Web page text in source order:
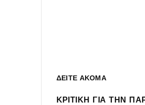
ΔΕΙΤΕ ΑΚΟΜΑ
ΚΡΙΤΙΚΗ ΓΙΑ ΤΗΝ